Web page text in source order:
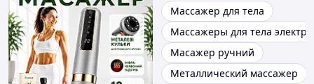
Массажер для тела
Массажеры для тела
Масажер ручний
Металлический массажер